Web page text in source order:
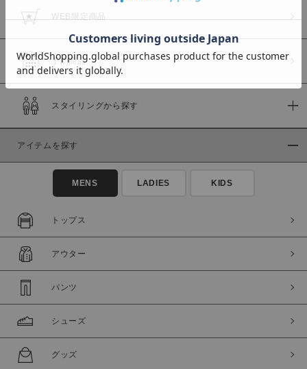
価格
～
商品タイプ
通常商品 予約商品
在庫
在庫あり 在庫なし含む
WEB限定商品
予約商品
スタイリングから探す
アイテムを探す
MENS LADIES KIDS
トップス
アウター
パンツ
シューズ
グッズ